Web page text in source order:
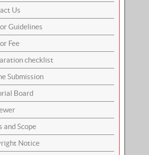
Us
Guidelines
Fee
checklist
Submission
Board
and Scope
Notice